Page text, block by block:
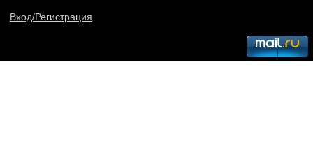
Вход/Регистрация